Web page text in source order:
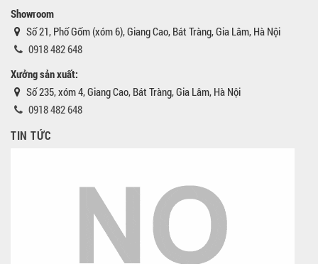
Showroom
Số 21, Phố Gốm (xóm 6), Giang Cao, Bát Tràng, Gia Lâm, Hà Nội
0918 482 648
Xưởng sản xuất:
Số 235, xóm 4, Giang Cao, Bát Tràng, Gia Lâm, Hà Nội
0918 482 648
TIN TỨC